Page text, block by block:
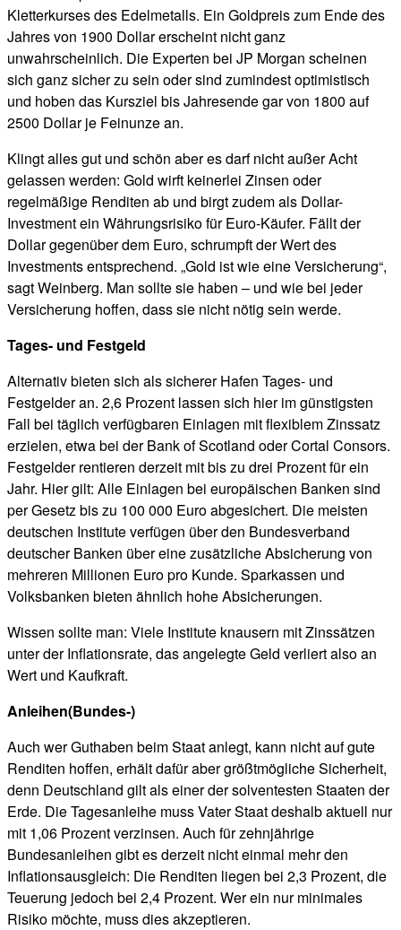
Kletterkurses des Edelmetalls. Ein Goldpreis zum Ende des
Jahres von 1900 Dollar erscheint nicht ganz
unwahrscheinlich. Die Experten bei JP Morgan scheinen
sich ganz sicher zu sein oder sind zumindest optimistisch
und hoben das Kursziel bis Jahresende gar von 1800 auf
2500 Dollar je Feinunze an.
Klingt alles gut und schön aber es darf nicht außer Acht
gelassen werden: Gold wirft keinerlei Zinsen oder
regelmäßige Renditen ab und birgt zudem als Dollar-
Investment ein Währungsrisiko für Euro-Käufer. Fällt der
Dollar gegenüber dem Euro, schrumpft der Wert des
Investments entsprechend. „Gold ist wie eine Versicherung“,
sagt Weinberg. Man sollte sie haben – und wie bei jeder
Versicherung hoffen, dass sie nicht nötig sein werde.
Tages- und Festgeld
Alternativ bieten sich als sicherer Hafen Tages- und
Festgelder an. 2,6 Prozent lassen sich hier im günstigsten
Fall bei täglich verfügbaren Einlagen mit flexiblem Zinssatz
erzielen, etwa bei der Bank of Scotland oder Cortal Consors.
Festgelder rentieren derzeit mit bis zu drei Prozent für ein
Jahr. Hier gilt: Alle Einlagen bei europäischen Banken sind
per Gesetz bis zu 100 000 Euro abgesichert. Die meisten
deutschen Institute verfügen über den Bundesverband
deutscher Banken über eine zusätzliche Absicherung von
mehreren Millionen Euro pro Kunde. Sparkassen und
Volksbanken bieten ähnlich hohe Absicherungen.
Wissen sollte man: Viele Institute knausern mit Zinssätzen
unter der Inflationsrate, das angelegte Geld verliert also an
Wert und Kaufkraft.
Anleihen(Bundes-)
Auch wer Guthaben beim Staat anlegt, kann nicht auf gute
Renditen hoffen, erhält dafür aber größtmögliche Sicherheit,
denn Deutschland gilt als einer der solventesten Staaten der
Erde. Die Tagesanleihe muss Vater Staat deshalb aktuell nur
mit 1,06 Prozent verzinsen. Auch für zehnjährige
Bundesanleihen gibt es derzeit nicht einmal mehr den
Inflationsausgleich: Die Renditen liegen bei 2,3 Prozent, die
Teuerung jedoch bei 2,4 Prozent. Wer ein nur minimales
Risiko möchte, muss dies akzeptieren.